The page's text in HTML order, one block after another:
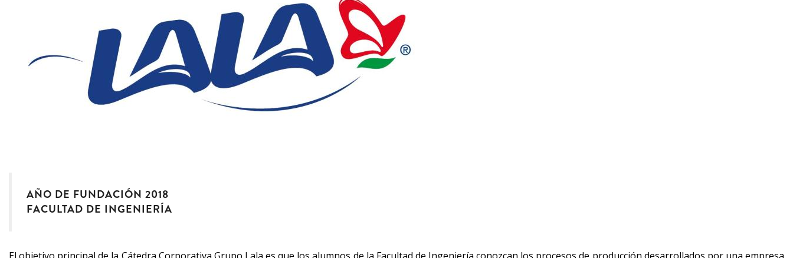
AÑO DE FUNDACIÓN 2018
FACULTAD DE INGENIERÍA
El objetivo principal de la Cátedra Corporativa Grupo Lala es que los alumnos de la Facultad de Ingeniería conozcan los procesos de producción desarrollados por una empresa